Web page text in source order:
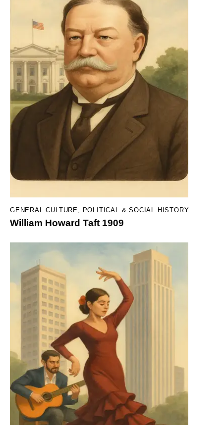
GENERAL CULTURE POLITICAL & SOCIAL HISTORY
William Howard Taft 1909